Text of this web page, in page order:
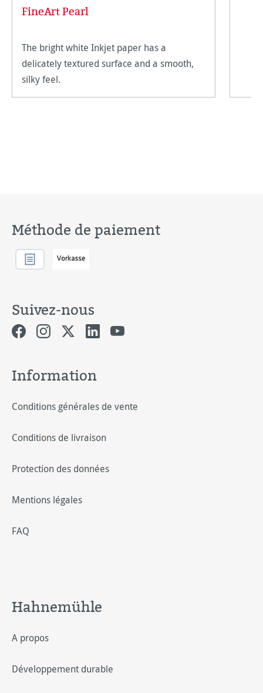
FineArt Pearl
The bright white Inkjet paper has a
delicately textured surface and a smooth,
silky feel.
Méthode de paiement
Suivez-nous
Information
Conditions générales de vente
Conditions de livraison
Protection des données
Mentions légales
FAQ
Hahnemühle
A propos
Développement durable